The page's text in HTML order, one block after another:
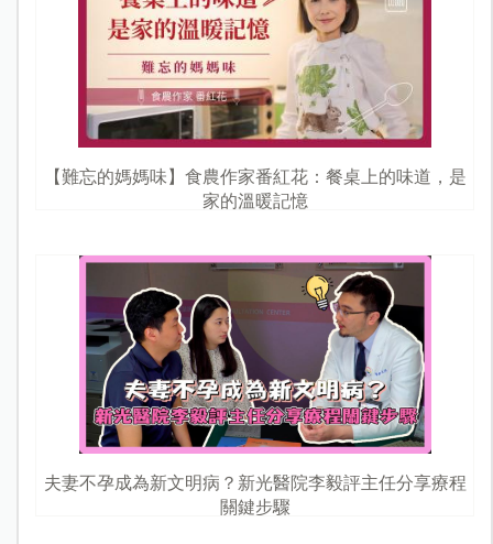
【難忘的媽媽味】食農作家番紅花：餐桌上的味道，是
家的溫暖記憶
夫妻不孕成為新文明病？新光醫院李毅評主任分享療程
關鍵步驟